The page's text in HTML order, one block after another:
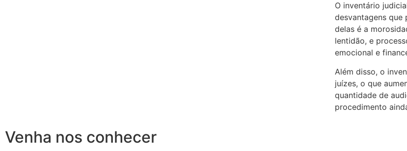
O inventário
desvantagens
delas é a
lentidão, e
emocional e
Além disso, o
juízes, o que
quantidade de
procedimento
Venha nos conhecer